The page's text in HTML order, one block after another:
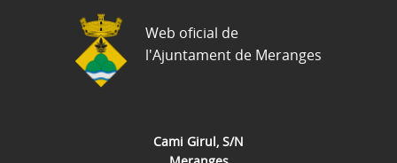
Cami Girul, S/N
Web oficial de
l'Ajuntament de Meranges